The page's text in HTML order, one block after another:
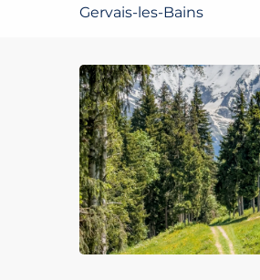
Gervais-les-Bains